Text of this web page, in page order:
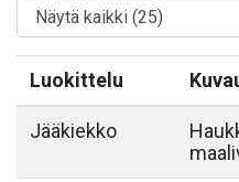
Luokittelu
Jääkiekko